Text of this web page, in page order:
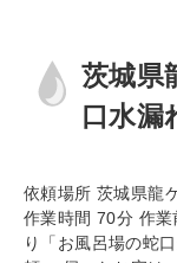
茨城県
口水漏
依頼場所 茨城県龍
作業時間 70分 作業
り「お風呂場の蛇